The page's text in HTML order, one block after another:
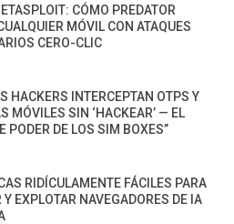
CÓMO PREDATOR
MÓVIL CON ATAQUES
CERO-CLIC
HACKERS INTERCEPTAN OTPS Y
MÓVILES SIN ‘HACKEAR’ — EL
PODER DE LOS SIM BOXES”
RIDÍCULAMENTE FÁCILES PARA
Y EXPLOTAR NAVEGADORES DE IA